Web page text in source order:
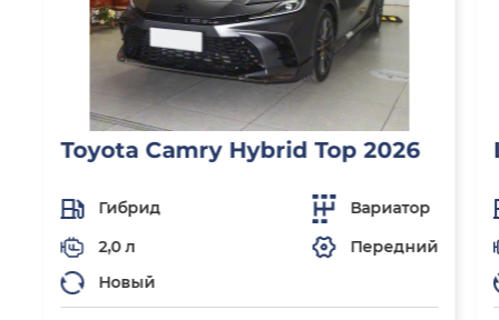
Toyota Camry Hybrid Top 2026
Гибрид
Вариатор
2,0 л
Передний
Новый